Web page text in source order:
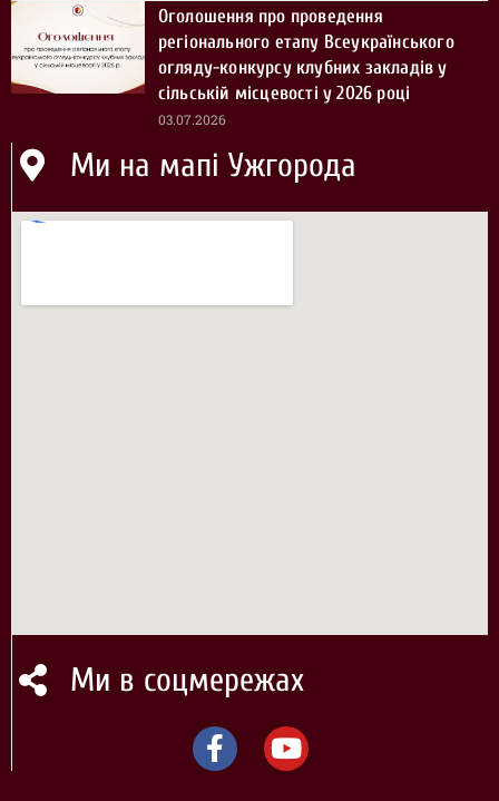
Оголошення про проведення
регіонального етапу Всеукраїнського
огляду-конкурсу клубних закладів у
сільській місцевості у 2026 році
03.07.2026
Ми на мапі Ужгорода
Ми в соцмережах